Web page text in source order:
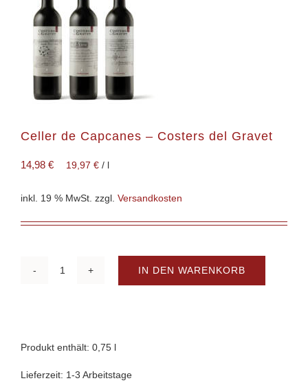
Celler de Capcanes – Costers del Gravet
14,98 € 19,97 € /
inkl. 19 % MwSt. zzgl. Versandkosten
IN DEN WARENKORB
Produkt enthält: 0,75
Lieferzeit: 1-3 Arbeitstage